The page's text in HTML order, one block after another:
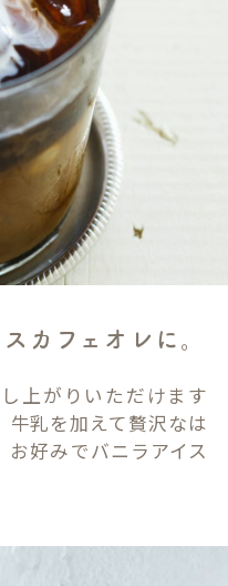
カフェオレに。
上がりいただけます
乳を加えて贅沢なは
好みでバニラアイス